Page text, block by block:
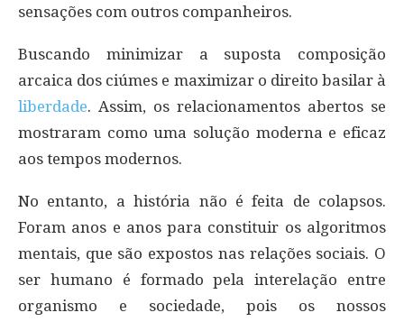
sensações com outros companheiros.
Buscando minimizar a suposta composição
arcaica dos ciúmes e maximizar o direito basilar à
liberdade. Assim, os relacionamentos abertos se
mostraram como uma solução moderna e eficaz
aos tempos modernos.
No entanto, a história não é feita de colapsos.
Foram anos e anos para constituir os algoritmos
mentais, que são expostos nas relações sociais. O
ser humano é formado pela interelação entre
organismo e sociedade, pois os nossos